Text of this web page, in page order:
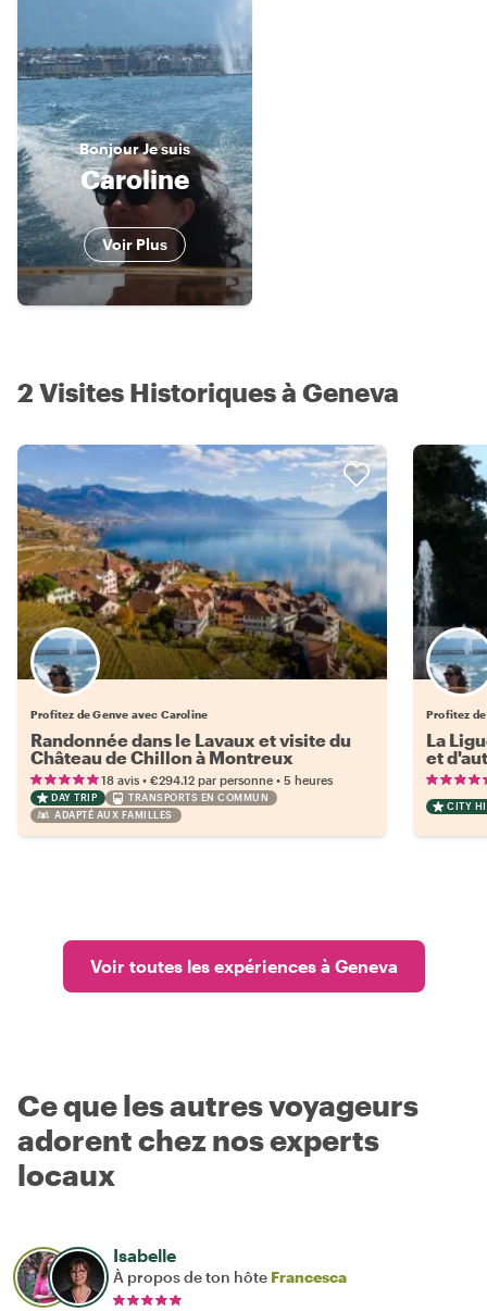
BonjourJe suis
Caroline
Voir Plus
2 Visites Historiques à Geneva
Profitez de Genve avec Caroline
Randonnée dans le Lavaux et visite du
Château de Chillon à Montreux
18 avis • €294.12 par personne • 5 heures
DAY TRIP
TRANSPORTS EN COMMUN
ADAPTÉ AUX FAMILLES
Profitez
La
et
CITY
Voir toutes les expériences à Geneva
Ce que les autres voyageurs
adorent chez nos experts
locaux
Isabelle
À propos de ton hôte Francesca